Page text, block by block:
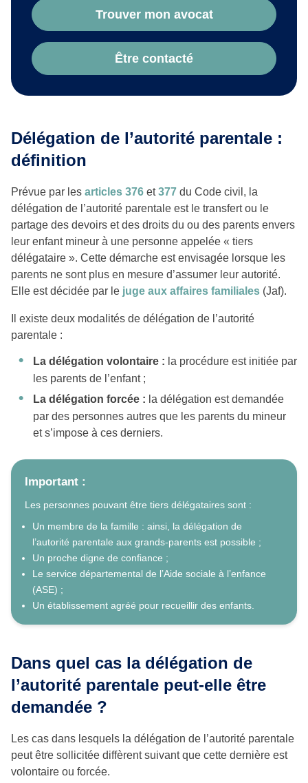
Trouver mon avocat
Être contacté
Délégation de l’autorité parentale :
définition
Prévue par les articles 376 et377 du Code civil, la
délégation de l’autorité parentale est le transfert ou le
partage des devoirs et des droits du ou des parents envers
leur enfant mineur à une personne appelée « tiers
délégataire ». Cette démarche est envisagée lorsque les
parents ne sont plus en mesure d’assumer leur autorité.
Elle est décidée par le juge aux affaires familiales (Jaf).
Il existe deux modalités de délégation de l’autorité
parentale :
La délégation volontaire : la procédure est initiée par
les parents de l’enfant ;
La délégation forcée : la délégation est demandée
par des personnes autres que les parents du mineur
et s’impose à ces derniers.
Important :
Les personnes pouvant être tiers délégataires sont :
Un membre de la famille : ainsi, la délégation de
l’autorité parentale aux grands-parents est possible ;
Un proche digne de confiance ;
Le service départemental de l’Aide sociale à l’enfance
(ASE) ;
Un établissement agréé pour recueillir des enfants.
Dans quel cas la délégation de
l’autorité parentale peut-elle être
demandée ?
Les cas dans lesquels la délégation de l’autorité parentale
peut être sollicitée diffèrent suivant que cette dernière est
volontaire ou forcée.